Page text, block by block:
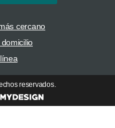
cercano
reservados.